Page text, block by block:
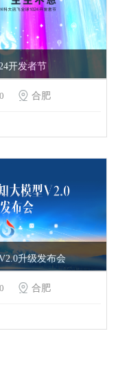
开发者节
 合肥
升级发布会
 合肥